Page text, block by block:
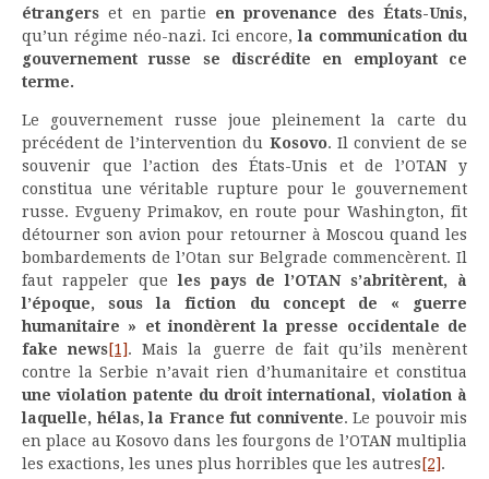
étrangers et en partie en provenance des États-Unis,
qu’un régime néo-nazi. Ici encore,la communication du
gouvernement russe se discrédite en employant ce
terme.
Le gouvernement russe joue pleinement la carte du
précédent de l’intervention du Kosovo. Il convient de se
souvenir que l’action des États-Unis et de l’OTAN y
constitua une véritable rupture pour le gouvernement
russe. Evgueny Primakov, en route pour Washington, fit
détourner son avion pour retourner à Moscou quand les
bombardements de l’Otan sur Belgrade commencèrent. Il
faut rappeler queles pays de l’OTAN s’abritèrent, à
l’époque, sous la fiction du concept de « guerre
humanitaire » et inondèrent la presse occidentale de
fake news[1]. Mais la guerre de fait qu’ils menèrent
contre la Serbie n’avait rien d’humanitaire et constitua
une violation patente du droit international, violation à
laquelle, hélas, la France fut connivente. Le pouvoir mis
en place au Kosovo dans les fourgons de l’OTAN multiplia
les exactions, les unes plus horribles que les autres [2].